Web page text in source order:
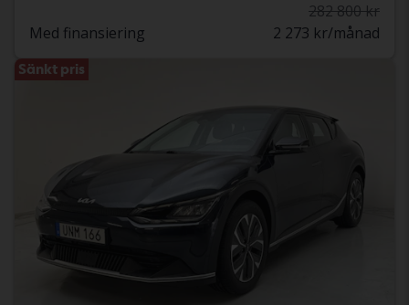
282 800 kr
Med finansiering
2 273 kr/månad
Sänkt pris